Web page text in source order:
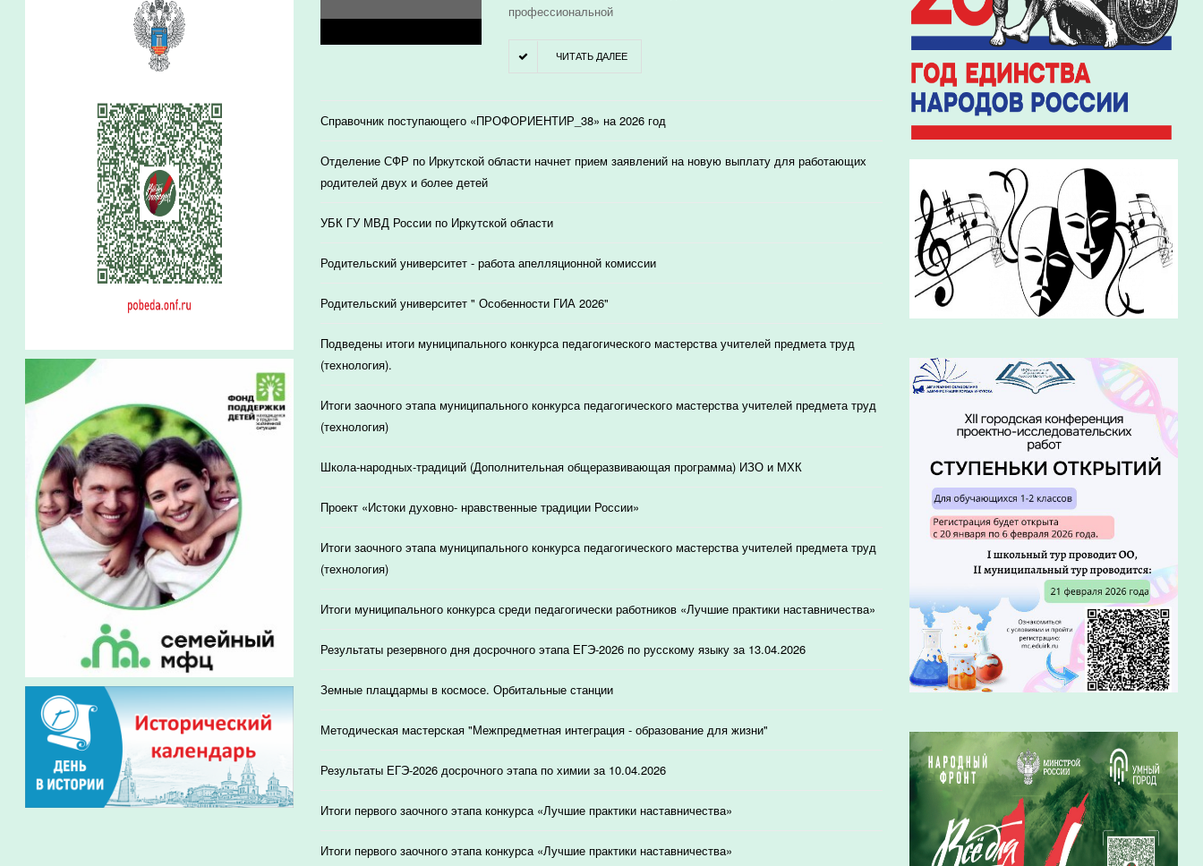
профессиональной
ЧИТАТЬ ДАЛЕЕ
Справочник поступающего «ПРОФОРИЕНТИР_38» на 2026 год
Отделение СФР по Иркутской области начнет прием заявлений на новую выплату для работающих
родителей двух и более детей
УБК ГУ МВД России по Иркутской области
Родительский университет - работа апелляционной комиссии
Родительский университет " Особенности ГИА 2026"
Подведены итоги муниципального конкурса педагогического мастерства учителей предмета труд
(технология).
Итоги заочного этапа муниципального конкурса педагогического мастерства учителей предмета труд
(технология)
Школа-народных-традиций (Дополнительная общеразвивающая программа) ИЗО и МХК
Проект «Истоки духовно- нравственные традиции России»
Итоги заочного этапа муниципального конкурса педагогического мастерства учителей предмета труд
(технология)
Итоги муниципального конкурса среди педагогически работников «Лучшие практики наставничества»
Результаты резервного дня досрочного этапа ЕГЭ-2026 по русскому языку за 13.04.2026
Земные плацдармы в космосе. Орбитальные станции
Методическая мастерская "Межпредметная интеграция - образование для жизни"
Результаты ЕГЭ-2026 досрочного этапа по химии за 10.04.2026
Итоги первого заочного этапа конкурса «Лучшие практики наставничества»
Итоги первого заочного этапа конкурса «Лучшие практики наставничества»